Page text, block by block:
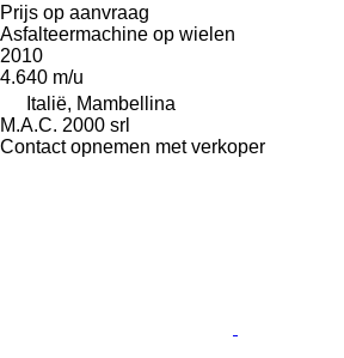
Prijs op aanvraag
Asfalteermachine op wielen
2010
4.640 m/u
Italië, Mambellina
M.A.C. 2000 srl
Contact opnemen met verkoper